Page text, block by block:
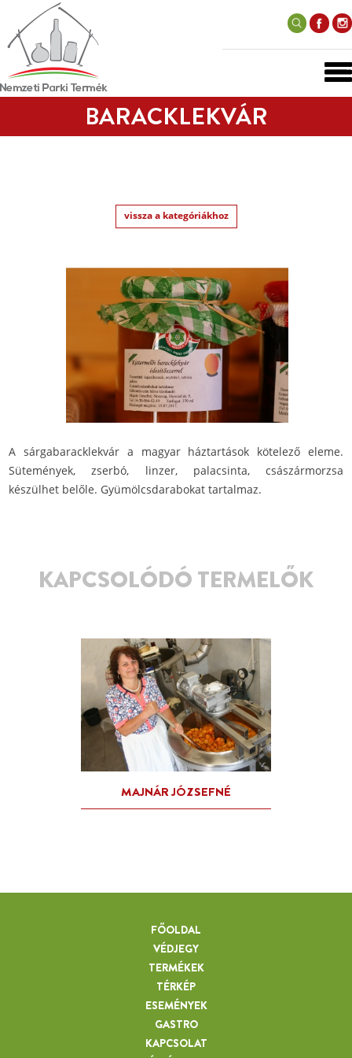
BARACKLEKVÁR
vissza a kategóriákhoz
A sárgabaracklekvár a magyar háztartások kötelező eleme.
Sütemények, zserbó, linzer, palacsinta, császármorzsa
készülhet belőle. Gyümölcsdarabokat tartalmaz.
KAPCSOLÓDÓ TERMELŐK
FŐOLDAL
VÉDJEGY
TERMÉKEK
TÉRKÉP
ESEMÉNYEK
GASTRO
KAPCSOLAT